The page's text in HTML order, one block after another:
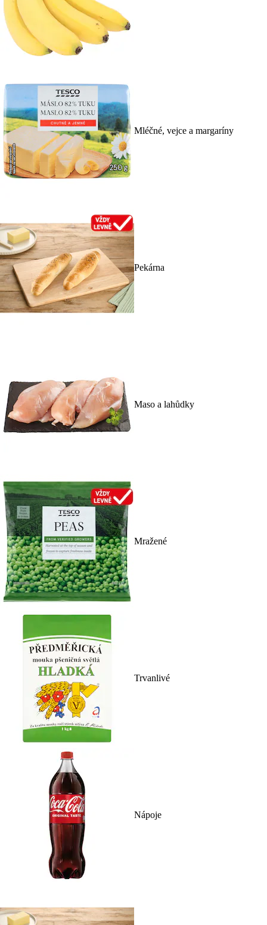
Mléčné, vejce a margaríny
Pekárna
Maso a lahůdky
Mražené
Trvanlivé
Nápoje